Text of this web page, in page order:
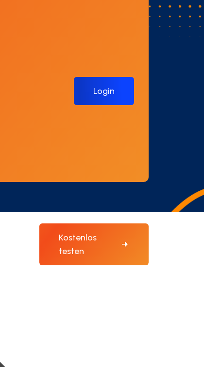
Login
Kostenlos
testen